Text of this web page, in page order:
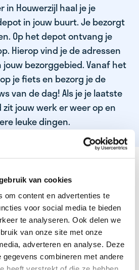
van cookies
om content en advertenties te
voor social media te bieden
te analyseren. Ook delen we
van onze site met onze
adverteren en analyse. Deze
gegevens combineren met andere
in Houwerzijl haal je je
in jouw buurt. Je bezorgt
Op het depot ontvang je
Hierop vind je de adressen
bezorggebied. Vanaf het
je fiets en bezorg je de
van de dag! Als je je laatste
jouw werk er weer op en
leuke dingen.
HEEFT ONZE TOP
en zelfstandig
bewegen in de frisse lucht
fijn werk dat lekker bijverdient!
bezorgen van het laatste nieuws